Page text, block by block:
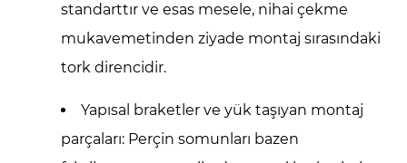
standarttır ve esas mesele, nihai çekme
mukavemetinden ziyade montaj sırasındaki
tork direncidir.
Yapısal braketler ve yük taşıyan montaj
parçaları: Perçin somunları bazen